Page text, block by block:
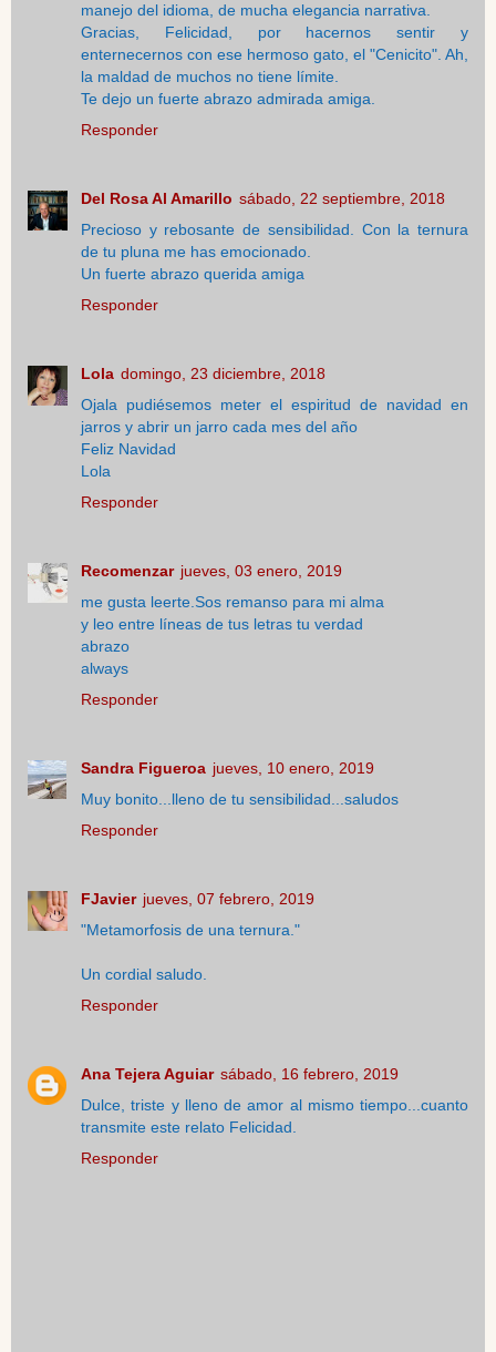
manejo del idioma, de mucha elegancia narrativa.
Gracias, Felicidad, por hacernos sentir y
enternecernos con ese hermoso gato, el "Cenicito". Ah,
la maldad de muchos no tiene límite.
Te dejo un fuerte abrazo admirada amiga.
Responder
Del Rosa Al Amarillo sábado, 22 septiembre, 2018
Precioso y rebosante de sensibilidad. Con la ternura
de tu pluna me has emocionado.
Un fuerte abrazo querida amiga
Responder
Lola domingo, 23 diciembre, 2018
Ojala pudiésemos meter el espiritud de navidad en
jarros y abrir un jarro cada mes del año
Feliz Navidad
Lola
Responder
Recomenzar jueves, 03 enero, 2019
me gusta leerte.Sos remanso para mi alma
y leo entre líneas de tus letras tu verdad
abrazo
always
Responder
Sandra Figueroa jueves, 10 enero, 2019
Muy bonito...lleno de tu sensibilidad...saludos
Responder
FJavier jueves, 07 febrero, 2019
"Metamorfosis de una ternura."
Un cordial saludo.
Responder
Ana Tejera Aguiar sábado, 16 febrero, 2019
Dulce, triste y lleno de amor al mismo tiempo...cuanto
transmite este relato Felicidad.
Responder